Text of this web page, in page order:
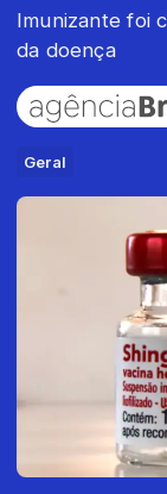
Imunizante foi
da doença
Geral